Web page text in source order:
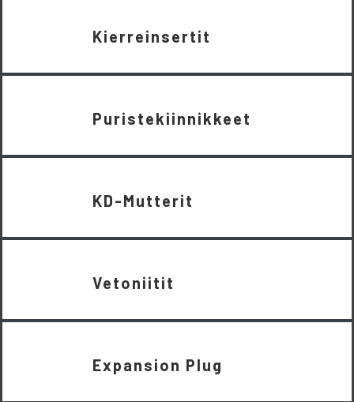
Kierreinsertit
Puristekiinnikkeet
KD-Mutterit
Vetoniitit
Expansion Plug